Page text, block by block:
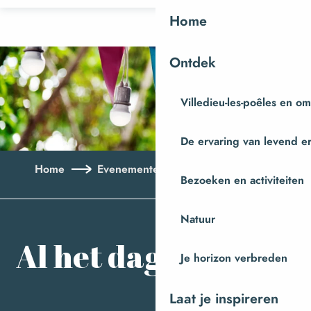
contenu
principal
Home
Ontdek
Villedieu-les-poêles en
De ervaring van levend
Bezoeken en activiteiten
Natuur
Je horizon verbreden
Laat je inspireren
Home Evenementen
Al het dagboek